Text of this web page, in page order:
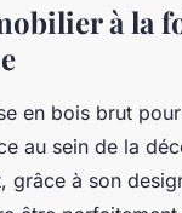
à la
en bois brut
au sein de la
grâce à son